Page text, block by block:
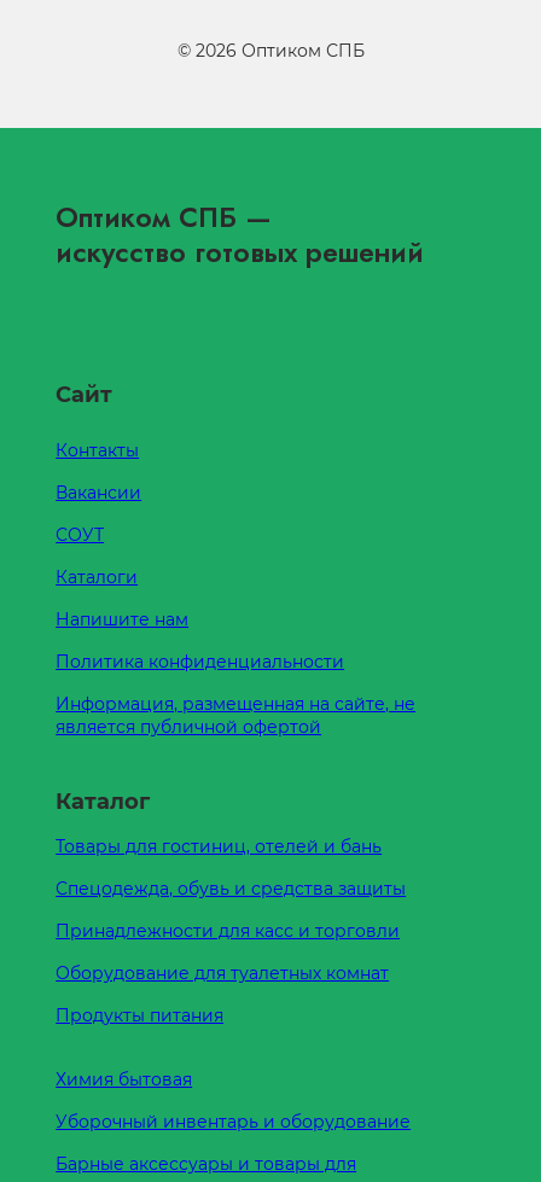
© 2026 Оптиком СПБ
Оптиком СПБ —
искусство готовых решений
Сайт
Контакты
Вакансии
СОУТ
Каталоги
Напишите нам
Политика конфиденциальности
Информация, размещенная на сайте, не
является публичной офертой
Каталог
Товары для гостиниц, отелей и бань
Спецодежда, обувь и средства защиты
Принадлежности для касс и торговли
Оборудование для туалетных комнат
Продукты питания
Химия бытовая
Уборочный инвентарь и оборудование
Барные аксессуары и товары для